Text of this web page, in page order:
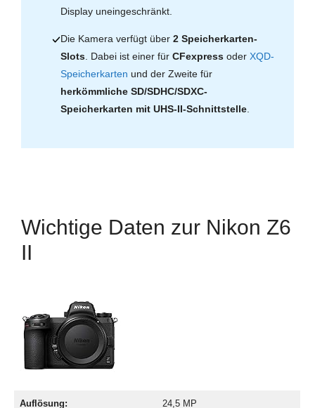
Display uneingeschränkt.
Die Kamera verfügt über2 Speicherkarten-
Slots . Dabei ist einer fürCFexpress oderXQD-
Speicherkarten und der Zweite für
herkömmliche SD/SDHC/SDXC-
Speicherkarten mit UHS-II-Schnittstelle
Wichtige Daten zur Nikon Z6
II
Auflösung: 24,5 MP